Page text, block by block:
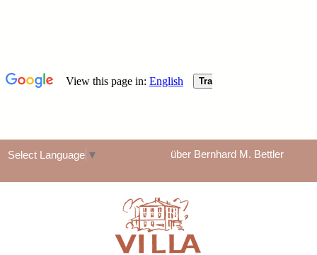
Select Language ▼ über Bernhard M. Bettler